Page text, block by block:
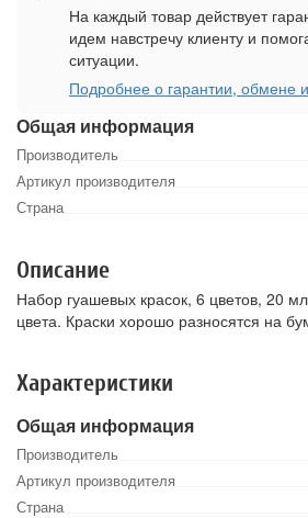
Общая информация
Производитель
Артикул производителя
Страна
На каждый товар действует
идем навстречу клиенту и
ситуации.
Подробнее о гарантии, обмене
Описание
Набор гуашевых красок, 6 цветов, 20
цвета. Краски хорошо разносятся на
Характеристики
Общая информация
Производитель
Артикул производителя
Страна